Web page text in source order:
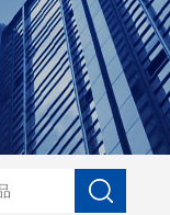
械手 DZ-760全自动